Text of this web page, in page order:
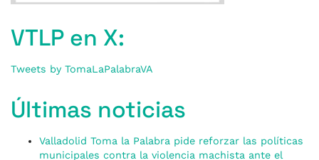
VTLP en X:
Tweets by TomaLaPalabraVA
Últimas noticias
Valladolid Toma la Palabra pide reforzar las políticas
municipales contra la violencia machista ante el